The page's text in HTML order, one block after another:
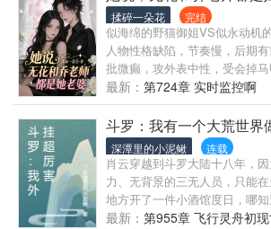
揉碎一朵花 完结
似海绵的野猫御姐VS似永动机
人物性格缺陷，节奏慢，后期
批微癫，攻外表中性，受会掉
太大逻辑，以上不喜慎入！）
却遭到渣女的利用和背叛，乔
圈，在自愈中渐渐找到了灵魂的
网络作家，写下各种如梦一般的
因为一个陌生的生命伴随自己笔
乔叶也彻底对爱情心如死灰，
被一位叫她‘老婆’的铁粉大V，
点的叫复活了... …… 她五年的
最新： 第724章 实时监控啊
斗罗：我有一个大荒世界
深潭里的小泥鳅 连载
肖云穿越到斗罗大陆十八年，
力、无背景的三无人员，只能
地方开了一件小酒馆度日，哪
就因为多看了几眼小舞三女几眼
最新： 第955章 飞行灵舟初